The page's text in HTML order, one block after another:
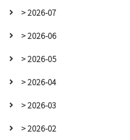
> 2026-07
> 2026-06
> 2026-05
> 2026-04
> 2026-03
> 2026-02